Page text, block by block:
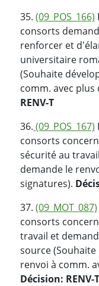
35. (09_POS_166)
consorts
renforcer et
universitaire
(Souhaite
comm. avec plus
RENV-T
36. (09_POS_167)
consorts
sécurité au
demande le
signatures).
37. (09_MOT_087)
consorts
travail et
source
renvoi à comm.
Décision: RENV-T